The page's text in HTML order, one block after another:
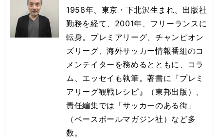
1958年、東京・下北沢生まれ。出版社
勤務を経て、2001年、フリーランスに
転身。プレミアリーグ、チャンピオン
ズリーグ、海外サッカー情報番組のコ
メンテイターを務めるとともに、コラ
ム 、エッセイも執筆。著書に『プレミ
アリーグ観戦レシピ』（東邦出 版）、
責任編集では「サッカーのある街」
（ベースボールマガジン社）など多
数。